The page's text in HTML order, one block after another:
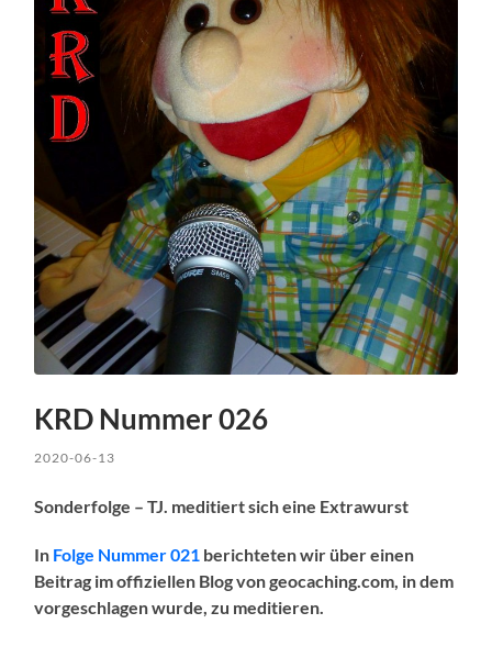
KRD Nummer 026
2020-06-13
Sonderfolge – TJ. meditiert sich eine Extrawurst
In Folge Nummer 021 berichteten wir über einen
Beitrag im offiziellen Blog von geocaching.com, in dem
vorgeschlagen wurde, zu meditieren.